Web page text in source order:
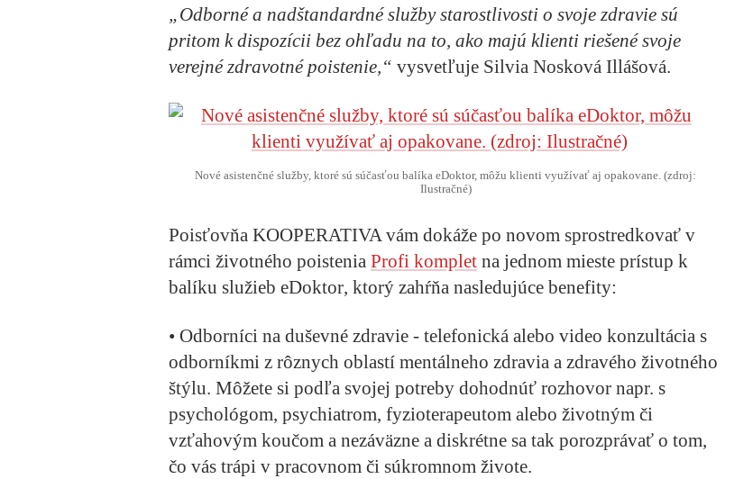
„Odborné a nadštandardné služby starostlivosti o svoje zdravie sú
pritom k dispozícii bez ohľadu na to, ako majú klienti riešené svoje
verejné zdravotné poistenie,“ vysvetľuje Silvia Nosková Illášová.
Nové asistenčné služby, ktoré sú súčasťou balíka eDoktor, môžu klienti využívať aj opakovane. (zdroj:
Ilustračné)
Poisťovňa KOOPERATIVA vám dokáže po novom sprostredkovať v
rámci životného poistenia Profi komplet na jednom mieste prístup k
balíku služieb eDoktor, ktorý zahŕňa nasledujúce benefity:
• Odborníci na duševné zdravie - telefonická alebo video konzultácia s
odborníkmi z rôznych oblastí mentálneho zdravia a zdravého životného
štýlu. Môžete si podľa svojej potreby dohodnúť rozhovor napr. s
psychológom, psychiatrom, fyzioterapeutom alebo životným či
vzťahovým koučom a nezáväzne a diskrétne sa tak porozprávať o tom,
čo vás trápi v pracovnom či súkromnom živote.